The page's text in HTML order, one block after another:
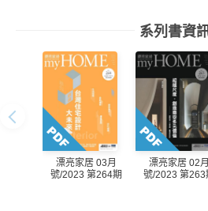
系列書資
漂亮家居 03月
號/2023 第264期
漂亮家居 02月
號/2023 第263